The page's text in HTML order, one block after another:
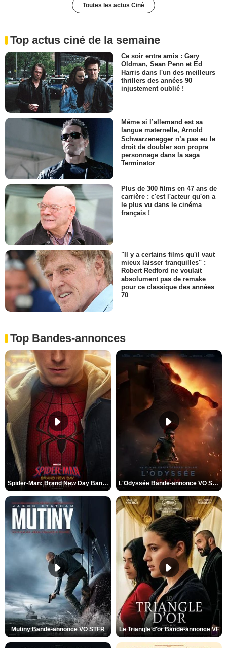
Toutes les actus Ciné
Top actus ciné de la semaine
Ce soir entre amis : Gary
Oldman, Sean Penn et Ed
Harris dans l'un des meilleurs
thrillers des années 90
injustement oublié !
Même si l’allemand est sa
langue maternelle, Arnold
Schwarzenegger n’a pas eu le
droit de doubler son propre
personnage dans la saga
Terminator
Plus de 300 films en 47 ans de
carrière : c'est l'acteur qu'on a
le plus vu dans le cinéma
français !
"Il y a certains films qu'il vaut
mieux laisser tranquilles" :
Robert Redford ne voulait
absolument pas de remake
pour ce classique des années
70
Top Bandes-annonces
Spider-Man: Brand New Day Bande-annonce VO STFR L'Odyssée Bande-annonce VO STFR
Mutiny Bande-annonce VO STFR Le Triangle d'or Bande-annonce VF